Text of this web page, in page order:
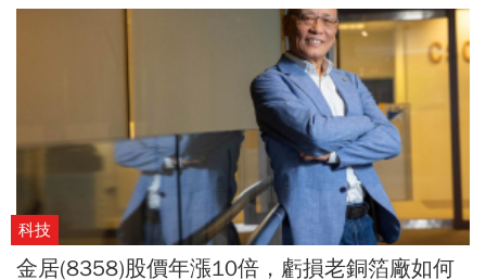
到營造業，親自守護勞工安全了。
科技
金居(8358)股價年漲10倍，虧損老銅箔廠如何